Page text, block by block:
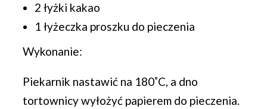
2 łyżki kakao
1 łyżeczka proszku do pieczenia
Wykonanie:
Piekarnik nastawić na 180˚C, a dno
tortownicy wyłożyć papierem do pieczenia.